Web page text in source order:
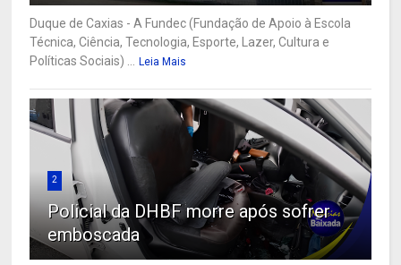
Duque de Caxias - A Fundec (Fundação de Apoio à Escola
Técnica, Ciência, Tecnologia, Esporte, Lazer, Cultura e
Políticas Sociais) ...
Leia Mais
2
Policial da DHBF morre após sofrer
emboscada